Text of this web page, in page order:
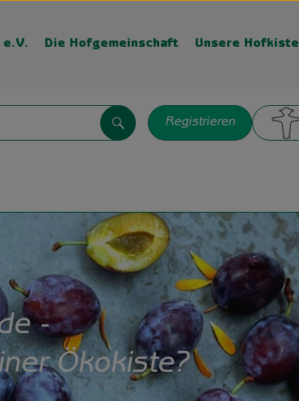
e.V. Die Hofgemeinschaft Unsere Hofkiste
Registrieren
Suchen
-
Ökokiste?